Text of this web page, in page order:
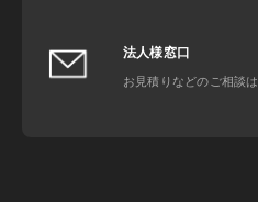
法人様窓口
お見積りなどのご相談